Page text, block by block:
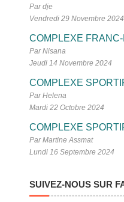
Par dje
Vendredi 29 Novembre 2024
COMPLEXE FRANC-
Par Nisana
Jeudi 14 Novembre 2024
COMPLEXE
Par Helena
Mardi 22 Octobre 2024
COMPLEXE
Par Martine Assmat
Lundi 16 Septembre 2024
SUIVEZ-NOUS SUR